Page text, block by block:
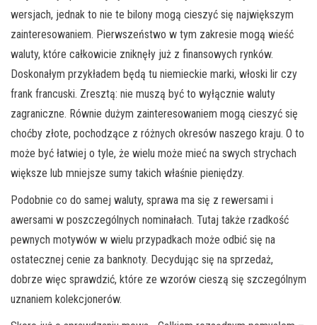
wersjach, jednak to nie te bilony mogą cieszyć się największym
zainteresowaniem. Pierwszeństwo w tym zakresie mogą wieść
waluty, które całkowicie zniknęły już z finansowych rynków.
Doskonałym przykładem będą tu niemieckie marki, włoski lir czy
frank francuski. Zresztą: nie muszą być to wyłącznie waluty
zagraniczne. Równie dużym zainteresowaniem mogą cieszyć się
choćby złote, pochodzące z różnych okresów naszego kraju. O to
może być łatwiej o tyle, że wielu może mieć na swych strychach
większe lub mniejsze sumy takich właśnie pieniędzy.
Podobnie co do samej waluty, sprawa ma się z rewersami i
awersami w poszczególnych nominałach. Tutaj także rzadkość
pewnych motywów w wielu przypadkach może odbić się na
ostatecznej cenie za banknoty. Decydując się na sprzedaż,
dobrze więc sprawdzić, które ze wzorów cieszą się szczególnym
uznaniem kolekcjonerów.